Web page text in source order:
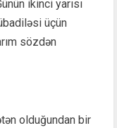
ikinci yarısı
üçün
sözdən
olduğundan bir